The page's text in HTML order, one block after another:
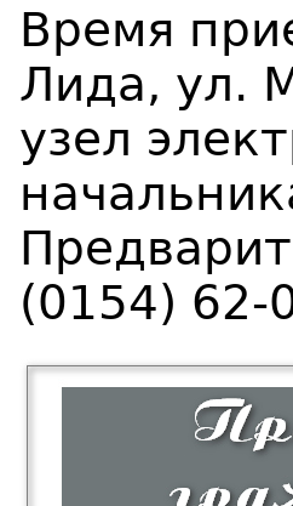
Время
Лида, ул.
узел
(0154) 62-